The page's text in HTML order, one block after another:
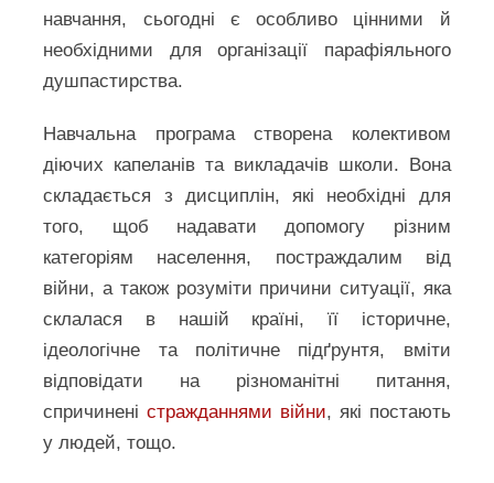
навчання, сьогодні є особливо цінними й
необхідними для організації парафіяльного
душпастирства.
Навчальна програма створена колективом
діючих капеланів та викладачів школи. Вона
складається з дисциплін, які необхідні для
того, щоб надавати допомогу різним
категоріям населення, постраждалим від
війни, а також розуміти причини ситуації, яка
склалася в нашій країні, її історичне,
ідеологічне та політичне підґрунтя, вміти
відповідати на різноманітні питання,
спричиненістражданнями війни, які постають
у людей, тощо.